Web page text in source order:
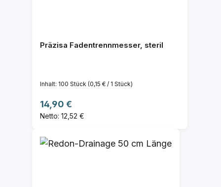
Präzisa Fadentrennmesser, steril
Inhalt: 100 Stück (0,15 € / 1 Stück)
Regulärer Preis:
14,90 €
Netto: 12,52 €